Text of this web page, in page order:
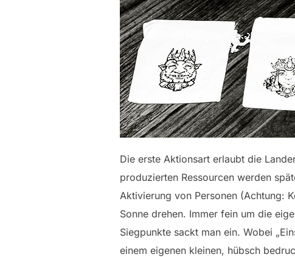
Die erste Aktionsart erlaubt die
produzierten Ressourcen werden
Aktivierung von Personen (Achtung:
Sonne drehen. Immer fein um die
Siegpunkte sackt man ein. Wobei
einem eigenen kleinen, hübsch